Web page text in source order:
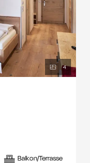
4
Balkon/Terrasse